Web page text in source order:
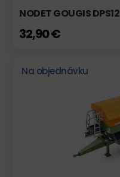
NODET GOUGIS DPS12
32,90 €
Na objednávku